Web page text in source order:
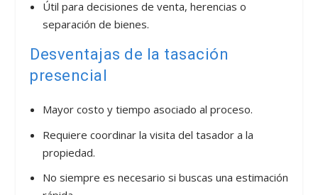
Útil para decisiones de venta, herencias o
separación de bienes.
Desventajas de la tasación
presencial
Mayor costo y tiempo asociado al proceso.
Requiere coordinar la visita del tasador a la
propiedad.
No siempre es necesario si buscas una estimación